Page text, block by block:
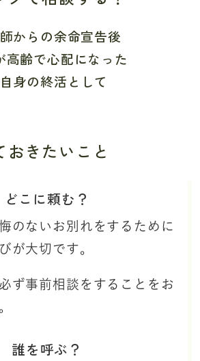
からの余命宣告後
齢で心配になった
身の終活として
おきたいこと
どこに頼む？
のないお別れをするために
が大切です。
ず事前相談をすることをお
誰を呼ぶ？